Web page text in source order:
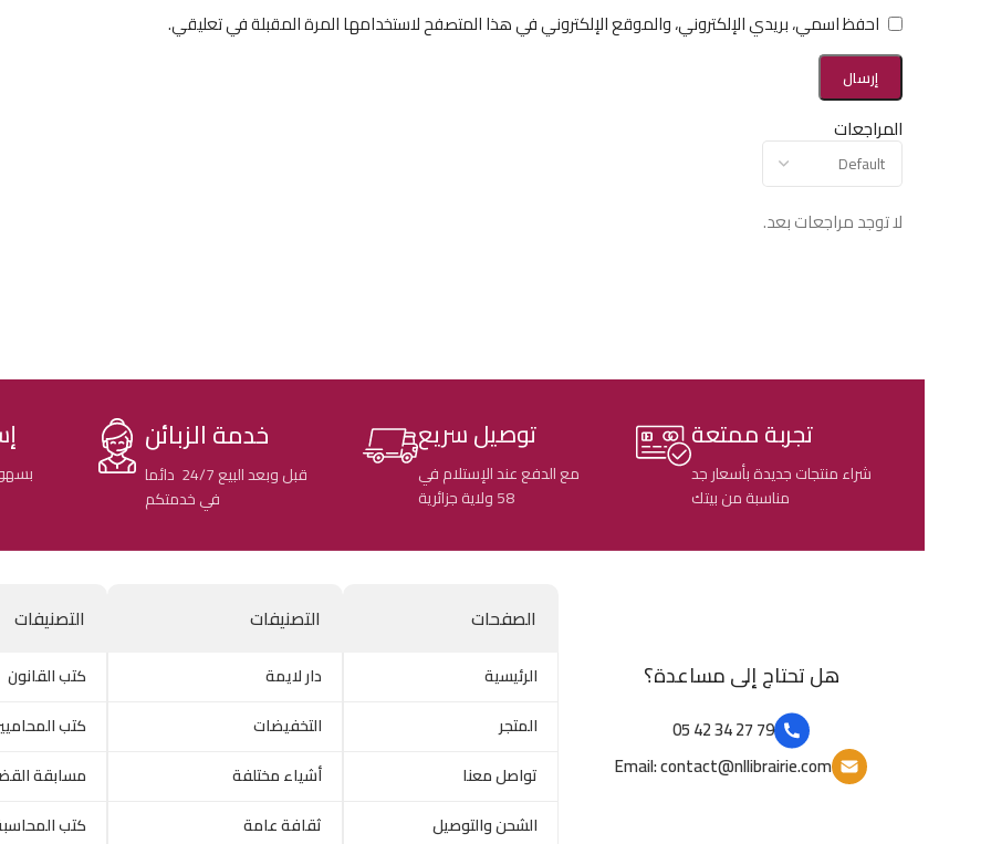
المراجعات
لا توجد مراجعات بعد.
احفظ اسمي، بريدي الإلكتروني، والموقع الإلكتروني في هذا المتصفح لاستخدامها المرة المقبلة في تعليقي.
تجربة ممتعة
شراء منتجات جديدة بأسعار جد
مناسبة من بيتك
توصيل سريع
مع الدفع عند الإستلام في
58 ولاية جزائرية
خدمة الزبائن
قبل وبعد البيع 24/7 دائما
في خدمتكم
هل تحتاج إلى مساعدة؟
79 27 34 42 05
Email: contact@nllibrairie.com
الصفحات
الرئيسية
المتجر
تواصل معنا
الشحن والتوصيل
التصنيفات
دار لايمة
التخفيضات
أشياء مختلفة
ثقافة عامة
التصنيفات
كتب القانون
كتب
مسابقة
كتب